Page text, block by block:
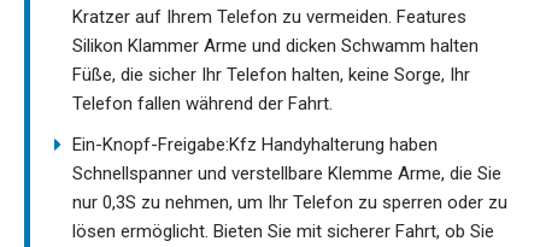
Kratzer auf Ihrem Telefon zu vermeiden. Features
Silikon Klammer Arme und dicken Schwamm halten
Füße, die sicher Ihr Telefon halten, keine Sorge, Ihr
Telefon fallen während der Fahrt.
Ein-Knopf-Freigabe:Kfz Handyhalterung haben
Schnellspanner und verstellbare Klemme Arme, die Sie
nur 0,3S zu nehmen, um Ihr Telefon zu sperren oder zu
lösen ermöglicht. Bieten Sie mit sicherer Fahrt, ob Sie